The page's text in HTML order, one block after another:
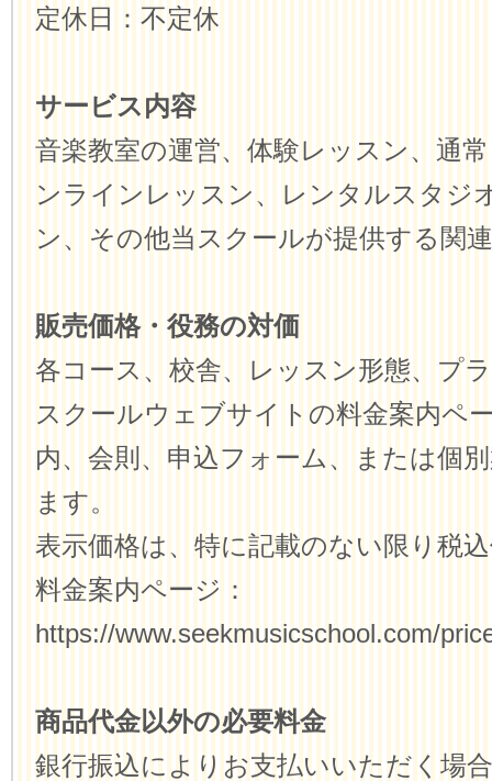
定休日：不定休
サービス内容
音楽教室の運営、体験レッスン、通
ンラインレッスン、レンタルスタジ
ン、その他当スクールが提供する関
販売価格・役務の対価
各コース、校舎、レッスン形態、プ
スクールウェブサイトの料金案内ペ
内、会則、申込フォーム、または個
ます。
表示価格は、特に記載のない限り税
料金案内ページ：
https://www.seekmusicschool.com/
商品代金以外の必要料金
銀行振込によりお支払いいただく場